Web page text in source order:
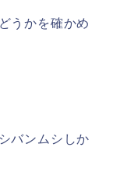
うかを確かめ
バンムシしか